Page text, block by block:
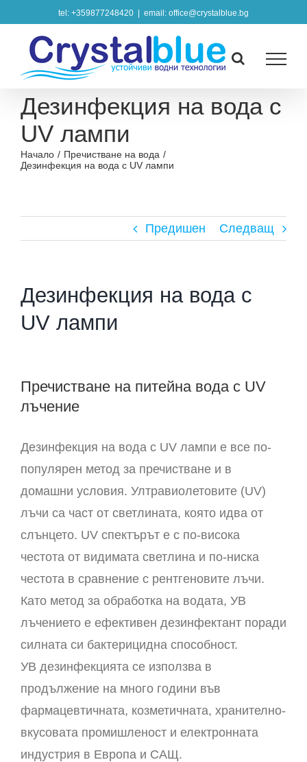
content
tel: +359877248420 email: office@crystalblue.bg
Дезинфекция на вода с
UV лампи
Начало / Пречистване на вода /
Дезинфекция на вода с UV лампи
Предишен Следващ
Дезинфекция на вода с
UV лампи
Пречистване на питейна вода с UV
лъчение
Дезинфекция на вода с UV лампи е все по-
популярен метод за пречистване и в
домашни условия. Ултравиолетовите (UV)
лъчи са част от светлината, която идва от
слънцето. UV спектърът е с по-висока
честота от видимата светлина и по-ниска
честота в сравнение с рентгеновите лъчи.
Като метод за обработка на водата, УВ
лъчението е ефективен дезинфектант поради
силната си бактерицидна способност.
УВ дезинфекцията се използва в
продължение на много години във
фармацевтичната, козметичната, хранително-
вкусовата промишленост и електронната
индустрия в Европа и САЩ.